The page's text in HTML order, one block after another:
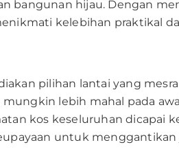
bangunan hijau. Dengan
kelebihan praktikal
pilihan lantai yang
mungkin lebih mahal pada
kos keseluruhan dicapai
untuk